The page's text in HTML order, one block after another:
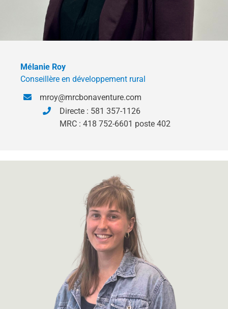
Mélanie Roy
Conseillère en développement rural
mroy@mrcbonaventure.com
Directe : 581 357-1126
MRC : 418 752-6601 poste 402